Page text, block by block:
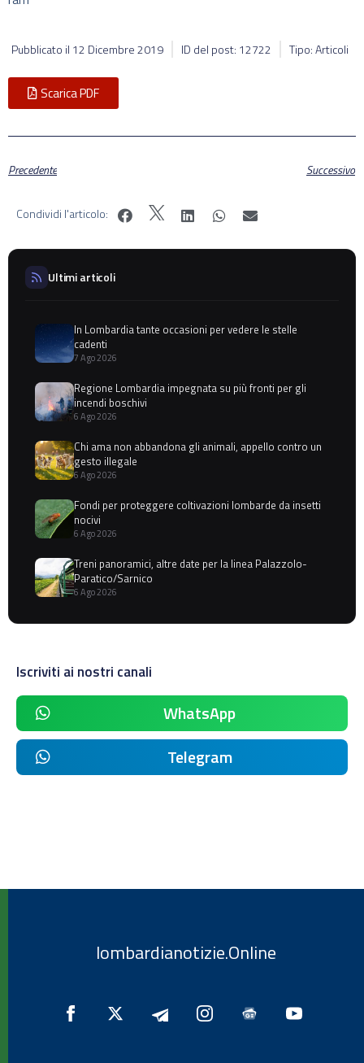
Pubblicato il 12 Dicembre 2019 ID del post: 12722 Tipo: Articoli
Scarica PDF
Precedente Successivo
Condividi l'articolo:
Ultimi articoli
In Lombardia tante occasioni per vedere le stelle
cadenti
7 Ago 2026
Regione Lombardia impegnata su più fronti per gli
incendi boschivi
6 Ago 2026
Chi ama non abbandona gli animali, appello contro un
gesto illegale
6 Ago 2026
Fondi per proteggere coltivazioni lombarde da insetti
nocivi
6 Ago 2026
Treni panoramici, altre date per la linea Palazzolo-
Paratico/Sarnico
6 Ago 2026
Iscriviti ai nostri canali
WhatsApp
Telegram
lombardianotizie.Online